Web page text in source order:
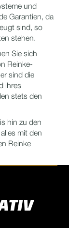
und
Garantien, da
sind, so
stehen.
Sie sich
Reinke-
sind die
ihres
stets den
hin zu den
mit den
Reinke